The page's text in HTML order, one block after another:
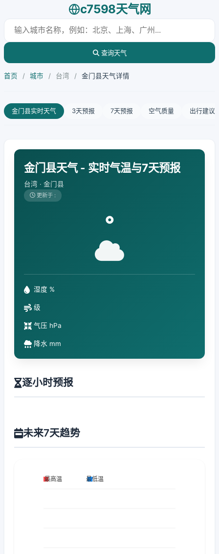
c7598天气网
查询天气
首页 / 城市 / 台湾 / 金门县天气详情
金门县实时天气 3天预报 7天预报 空气质量 出行建议
金门县天气 - 实时气温与7天预报
台湾 · 金门县
更新于 :
°
湿度 %
级
气压 hPa
降水 mm
逐小时预报
未来7天趋势